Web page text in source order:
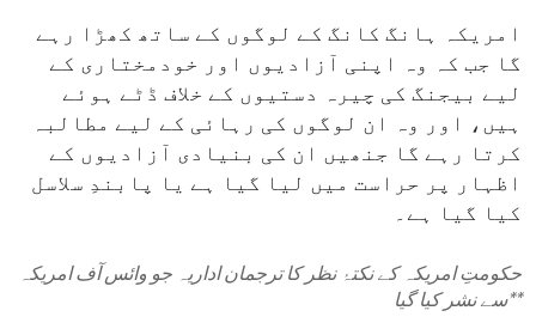
امریکہ ہانگ کانگ کے لوگوں کے ساتھ کھڑا رہے
گا جب کہ وہ اپنی آزادیوں اور خودمختاری کے
لیے بیجنگ کی چیرہ دستیوں کے خلاف ڈٹے ہوئے
ہیں، اور وہ ان لوگوں کی رہائی کے لیے مطالبہ
کرتا رہے گا جنھیں ان کی بنیادی آزادیوں کے
اظہار پر حراست میں لیا گیا ہے یا پابندِ سلاسل
کیا گیا ہے۔
حکومتِ امریکہ کے نکتۂ نظر کا ترجمان اداریہ جو وائس آف امریکہ
سے نشر کیا گیا**